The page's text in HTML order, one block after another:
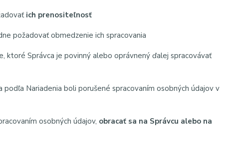
ich prenositeľnosť
požadovať obmedzenie ich spracovania
ktoré Správca je povinný alebo oprávnený ďalej spracovávať
podľa Nariadenia boli porušené spracovaním osobných údajov v
osobných údajov, obracať sa na Správcu alebo na